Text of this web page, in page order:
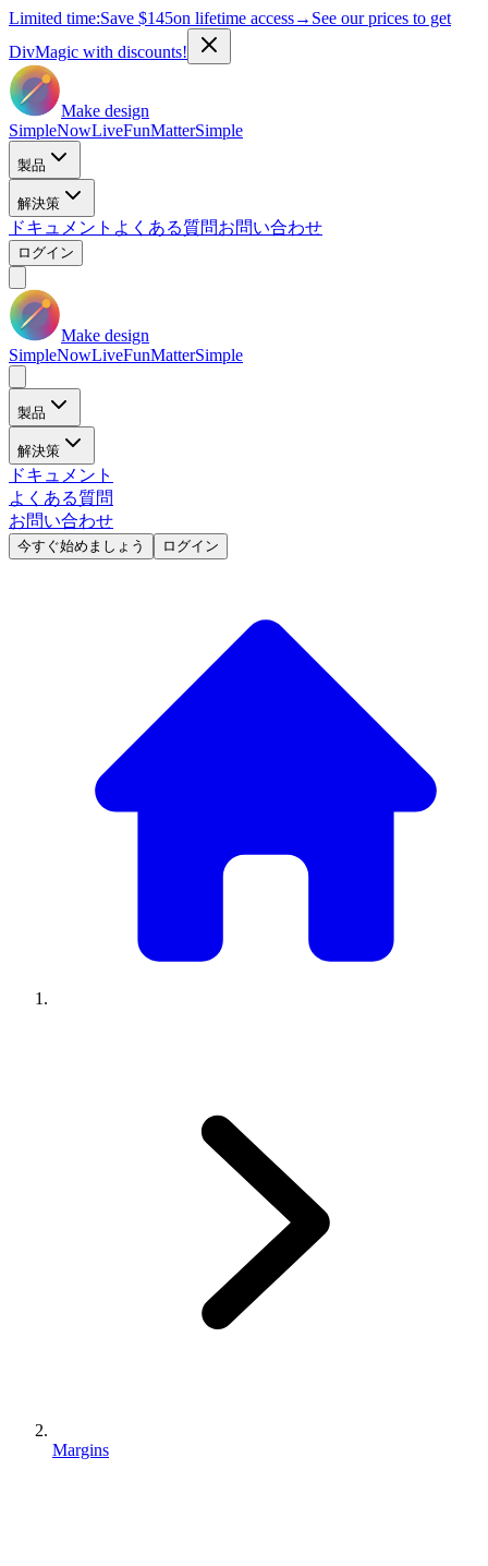
Limited time:Save $145on lifetime access→ See our prices to get
DivMagic with discounts!
Make design
SimpleNowLiveFunMatterSimple
製品
解決策
ドキュメント よくある質問お問い合わせ
ログイン
Make design
SimpleNowLiveFunMatterSimple
製品
解決策
ドキュメント
よくある質問
お問い合わせ
今すぐ始めましょう ログイン
Margins